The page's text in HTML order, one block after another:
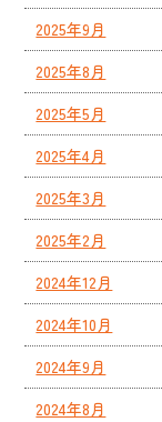
2025年9月
2025年8月
2025年5月
2025年4月
2025年3月
2025年2月
2024年12月
2024年10月
2024年9月
2024年8月